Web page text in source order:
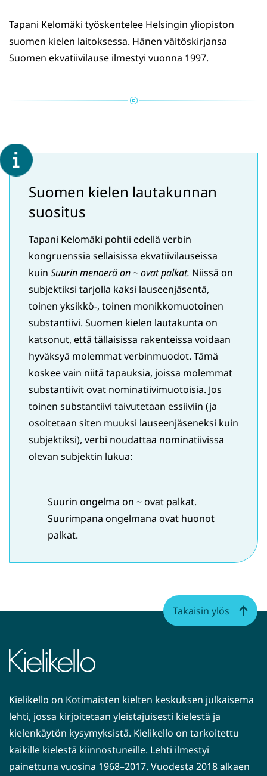
Tapani Kelomäki työskentelee Helsingin yliopiston
suomen kielen laitoksessa. Hänen väitöskirjansa
Suomen ekvatiivilause ilmestyi vuonna 1997.
Suomen kielen lautakunnan
suositus
Tapani Kelomäki pohtii edellä verbin
kongruenssia sellaisissa ekvatiivilauseissa
kuin Suurin menoerä on ~ ovat palkat. Niissä on
subjektiksi tarjolla kaksi lauseenjäsentä,
toinen yksikkö-, toinen monikkomuotoinen
substantiivi. Suomen kielen lautakunta on
katsonut, että tällaisissa rakenteissa voidaan
hyväksyä molemmat verbinmuodot. Tämä
koskee vain niitä tapauksia, joissa molemmat
substantiivit ovat nominatiivimuotoisia. Jos
toinen substantiivi taivutetaan essiiviin (ja
osoitetaan siten muuksi lauseenjäseneksi kuin
subjektiksi), verbi noudattaa nominatiivissa
olevan subjektin lukua:
Suurin ongelma on ~ ovat palkat.
Suurimpana ongelmana ovat huonot
palkat.
Kielikello on Kotimaisten kielten keskuksen julkaisema
lehti, jossa kirjoitetaan yleistajuisesti kielestä ja
kielenkäytön kysymyksistä. Kielikello on tarkoitettu
kaikille kielestä kiinnostuneille. Lehti ilmestyi
painettuna vuosina 1968–2017. Vuodesta 2018 alkaen
Takaisin ylös